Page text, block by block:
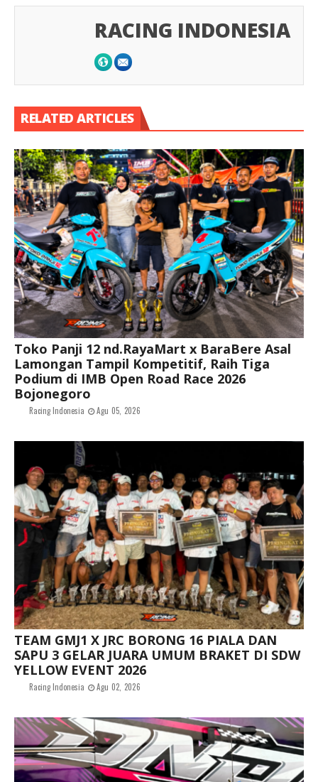
RACING INDONESIA
RELATED ARTICLES
Toko Panji 12 nd.RayaMart x BaraBere Asal
Lamongan Tampil Kompetitif, Raih Tiga
Podium di IMB Open Road Race 2026
Bojonegoro
Racing Indonesia Agu 05, 2026
TEAM GMJ1 X JRC BORONG 16 PIALA DAN
SAPU 3 GELAR JUARA UMUM BRAKET DI SDW
YELLOW EVENT 2026
Racing Indonesia Agu 02, 2026